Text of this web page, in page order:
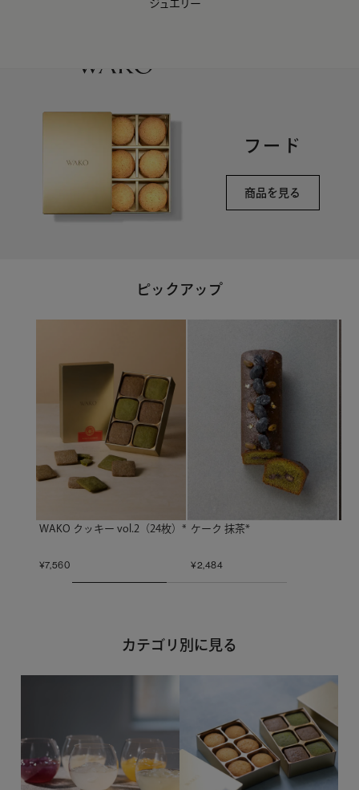
WAKO Membership Program連携はこちら
ジュエリー
フード
商品を見る
ピックアップ
WAKO クッキー vol.2（24枚）*
¥7,560
ケーク 抹茶*
¥2,484
カテゴリ別に見る